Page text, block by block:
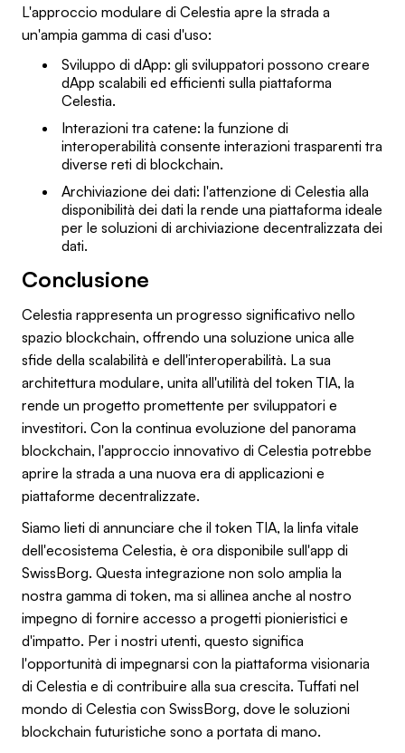
L'approccio modulare di Celestia apre la strada a
un'ampia gamma di casi d'uso:
Sviluppo di dApp: gli sviluppatori possono creare
dApp scalabili ed efficienti sulla piattaforma
Celestia.
Interazioni tra catene: la funzione di
interoperabilità consente interazioni trasparenti tra
diverse reti di blockchain.
Archiviazione dei dati: l'attenzione di Celestia alla
disponibilità dei dati la rende una piattaforma ideale
per le soluzioni di archiviazione decentralizzata dei
dati.
Conclusione
Celestia rappresenta un progresso significativo nello
spazio blockchain, offrendo una soluzione unica alle
sfide della scalabilità e dell'interoperabilità. La sua
architettura modulare, unita all'utilità del token TIA, la
rende un progetto promettente per sviluppatori e
investitori. Con la continua evoluzione del panorama
blockchain, l'approccio innovativo di Celestia potrebbe
aprire la strada a una nuova era di applicazioni e
piattaforme decentralizzate.
Siamo lieti di annunciare che il token TIA, la linfa vitale
dell'ecosistema Celestia, è ora disponibile sull'app di
SwissBorg. Questa integrazione non solo amplia la
nostra gamma di token, ma si allinea anche al nostro
impegno di fornire accesso a progetti pionieristici e
d'impatto. Per i nostri utenti, questo significa
l'opportunità di impegnarsi con la piattaforma visionaria
di Celestia e di contribuire alla sua crescita. Tuffati nel
mondo di Celestia con SwissBorg, dove le soluzioni
blockchain futuristiche sono a portata di mano.